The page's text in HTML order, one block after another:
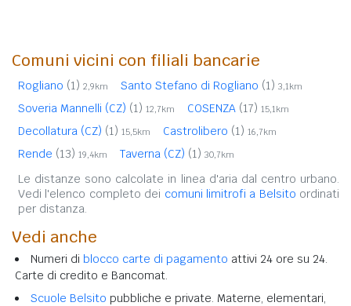
Comuni vicini con filiali bancarie
Rogliano (1) 2,9km Santo Stefano di Rogliano (1) 3,1km
Soveria Mannelli (CZ) (1) 12,7km COSENZA (17) 15,1km
Decollatura (CZ) (1) 15,5km Castrolibero (1) 16,7km
Rende (13) 19,4km Taverna (CZ) (1) 30,7km
Le distanze sono calcolate in linea d'aria dal centro urbano.
Vedi l'elenco completo dei comuni limitrofi a Belsito ordinati
per distanza.
Vedi anche
Numeri di blocco carte di pagamento attivi 24 ore su 24.
Carte di credito e Bancomat.
Scuole Belsito pubbliche e private. Materne, elementari,